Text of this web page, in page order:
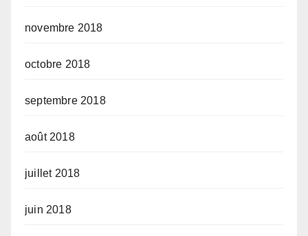
novembre 2018
octobre 2018
septembre 2018
août 2018
juillet 2018
juin 2018